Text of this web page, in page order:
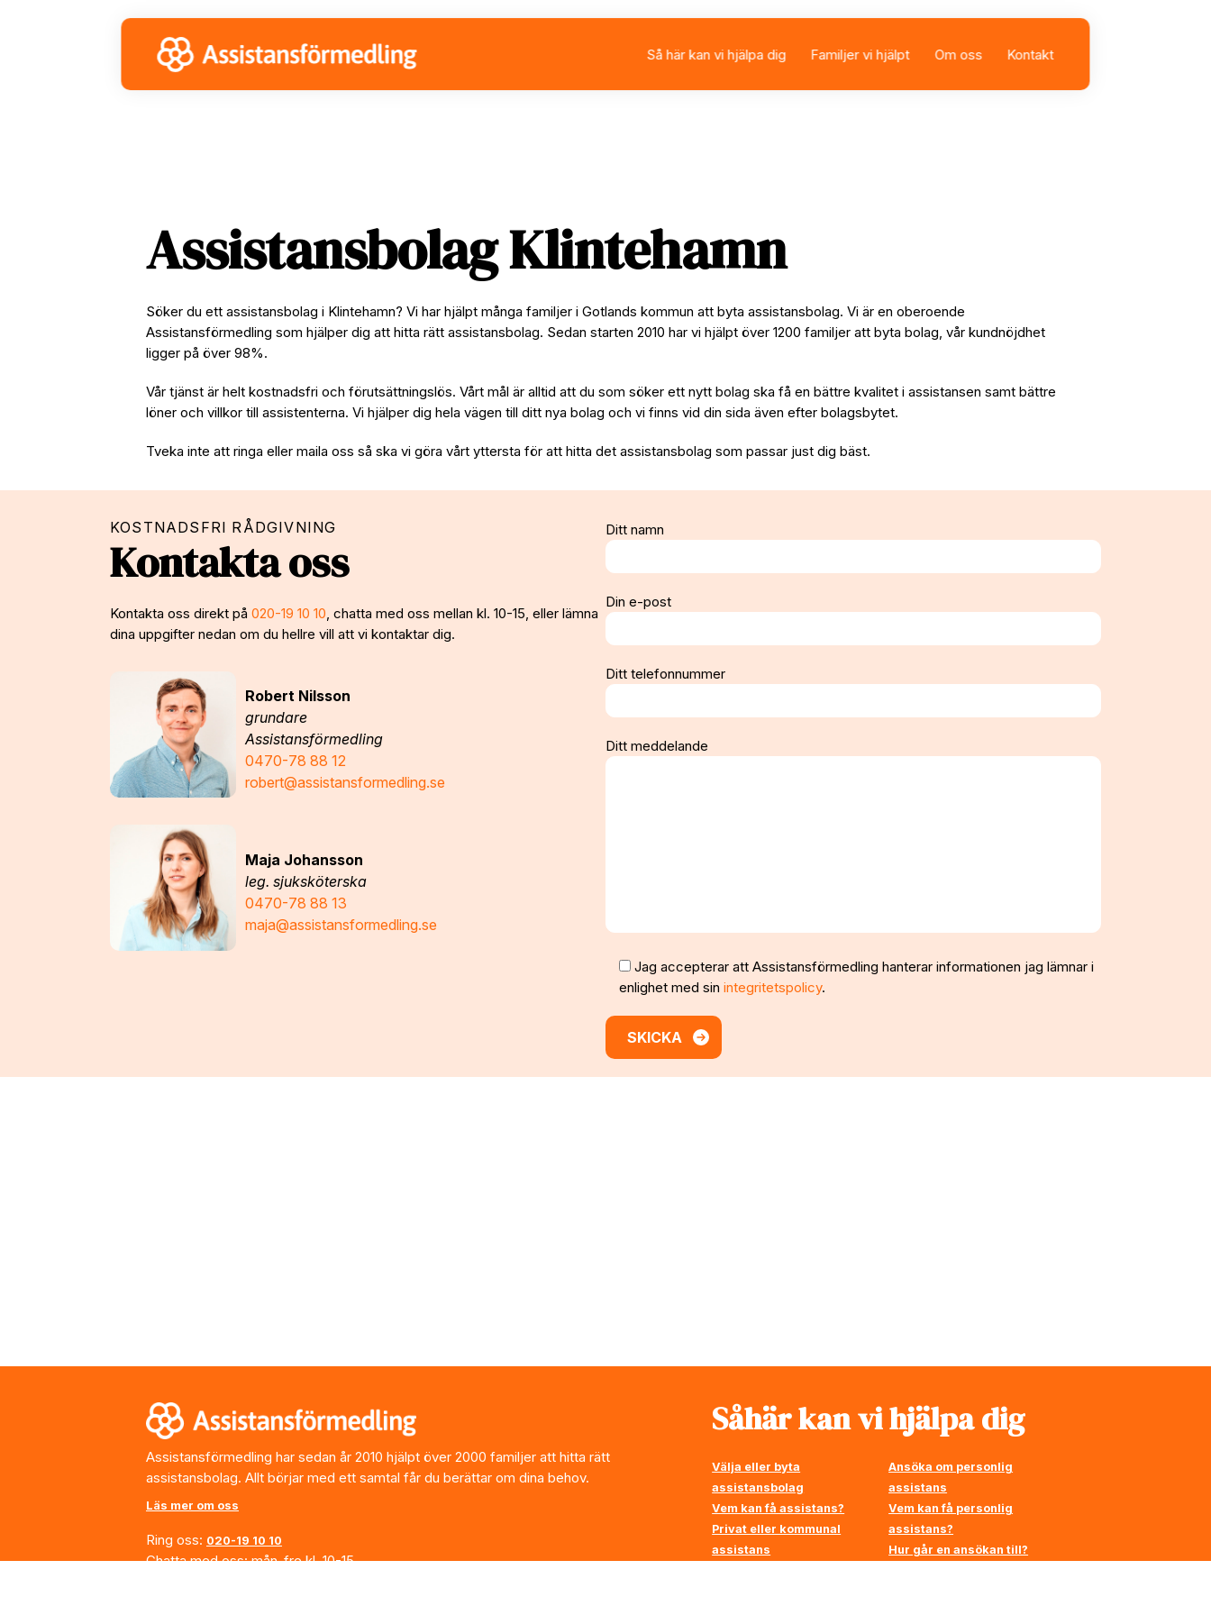
Så här kan vi hjälpa dig
Familjer vi hjälpt Om oss Kontakt
Assistansbolag Klintehamn
Söker du ett assistansbolag i Klintehamn? Vi har hjälpt många familjer i Gotlands kommun att byta assistansbolag. Vi är en oberoende
Assistansförmedling som hjälper dig att hitta rätt assistansbolag. Sedan starten 2010 har vi hjälpt över 1200 familjer att byta bolag, vår kundnöjdhet
ligger på över 98%.
Vår tjänst är helt kostnadsfri och förutsättningslös. Vårt mål är alltid att du som söker ett nytt bolag ska få en bättre kvalitet i assistansen samt bättre
löner och villkor till assistenterna. Vi hjälper dig hela vägen till ditt nya bolag och vi finns vid din sida även efter bolagsbytet.
Tveka inte att ringa eller maila oss så ska vi göra vårt yttersta för att hitta det assistansbolag som passar just dig bäst.
KOSTNADSFRI RÅDGIVNING
Kontakta oss
Kontakta oss direkt på 020-19 10 10 , chatta med oss mellan kl. 10-15, eller lämna
dina uppgifter nedan om du hellre vill att vi kontaktar dig.
Robert Nilsson
grundare
Assistansförmedling
0470-78 88 12
robert@assistansformedling.se
Maja Johansson
leg. sjuksköterska
0470-78 88 13
maja@assistansformedling.se
Ditt namn
Din e-post
Ditt telefonnummer
Ditt meddelande
Jag accepterar att Assistansförmedling hanterar informationen jag lämnar i
enlighet med sin integritetspolicy.
Assistansförmedling har sedan år 2010 hjälpt över 2000 familjer att hitta rätt
assistansbolag. Allt börjar med ett samtal får du berättar om dina behov.
Läs mer om oss
Ring oss: 020-19 10 10
Chatta med oss: mån-fre kl. 10-15
Såhär kan vi hjälpa dig
Välja eller byta
assistansbolag
Vem kan få assistans?
Privat eller kommunal
assistans
Ansöka om personlig
assistans
Vem kan få personlig
assistans?
Hur går en ansökan till?